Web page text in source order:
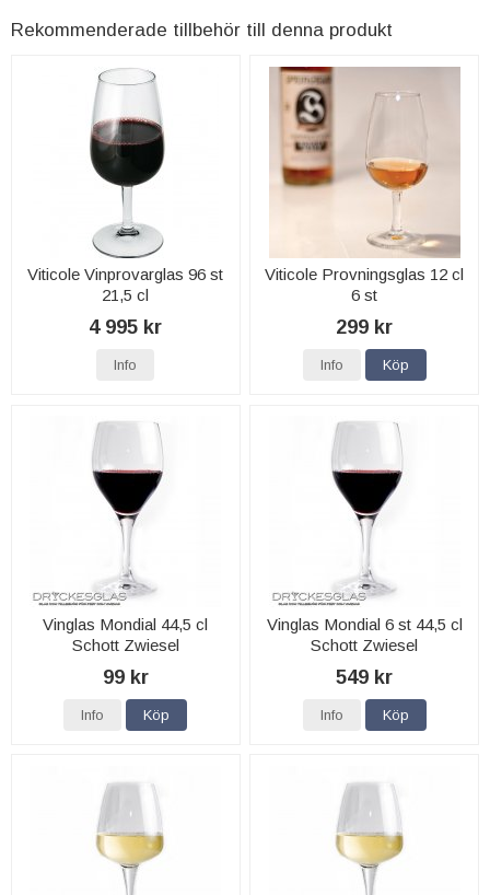
Rekommenderade tillbehör till denna produkt
Viticole Vinprovarglas 96 st
21,5 cl
4 995 kr
Info
Viticole Provningsglas 12 cl
6 st
299 kr
Info Köp
Vinglas Mondial 44,5 cl
Schott Zwiesel
99 kr
Info Köp
Vinglas Mondial 6 st 44,5 cl
Schott Zwiesel
549 kr
Info Köp